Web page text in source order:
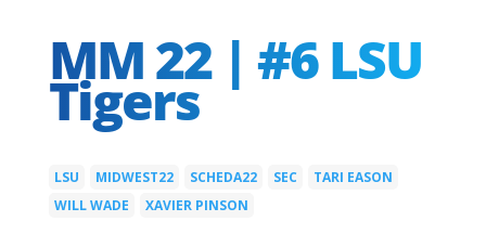
MM 22 | #6 LSU
Tigers
LSU MIDWEST22 SCHEDA22 SEC TARI EASON
WILL WADE XAVIER PINSON